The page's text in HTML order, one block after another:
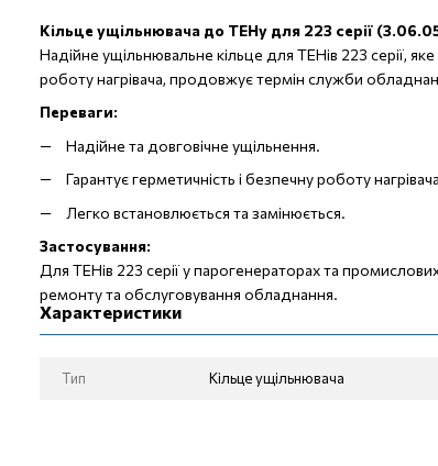
Кільце ущільнювача до ТЕНу для 223 серії
Надійне ущільнювальне кільце для ТЕНів 223 серії,
роботу нагрівача, продовжує термін служби
Переваги:
Надійне та довговічне ущільнення.
Гарантує герметичність і безпечну роботу
Легко встановлюється та замінюється.
Застосування:
Для ТЕНів 223 серії у парогенераторах та
ремонту та обслуговування обладнання.
Характеристики
Тип Кільце ущільнювача